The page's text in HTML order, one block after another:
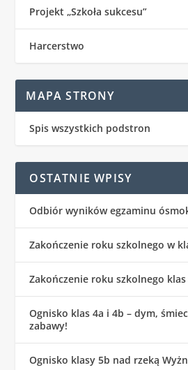
Projekt „Szkoła sukcesu”
Harcerstwo
MAPA STRONY
Spis wszystkich podstron
OSTATNIE WPISY
Odbiór wyników egzaminu
Zakończenie roku szkolnego w
Zakończenie roku szkolnego
Ognisko klas 4a i 4b – dym,
zabawy!
Ognisko klasy 5b nad rzeką